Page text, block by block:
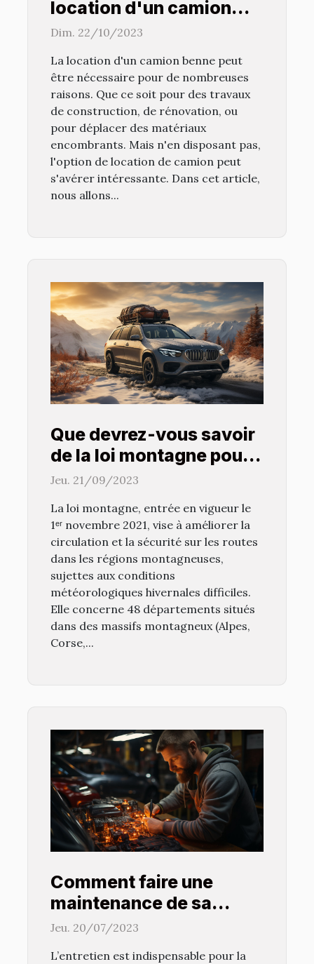
location d'un camion
benne ?
Dim. 22/10/2023
La location d'un camion benne peut
être nécessaire pour de nombreuses
raisons. Que ce soit pour des travaux
de construction, de rénovation, ou
pour déplacer des matériaux
encombrants. Mais n'en disposant pas,
l'option de location de camion peut
s'avérer intéressante. Dans cet article,
nous allons...
Que devrez-vous savoir
de la loi montagne pour
garantir la mobilité de
saison ?
Jeu. 21/09/2023
La loi montagne, entrée en vigueur le
1ᵉʳ novembre 2021, vise à améliorer la
circulation et la sécurité sur les routes
dans les régions montagneuses,
sujettes aux conditions
météorologiques hivernales difficiles.
Elle concerne 48 départements situés
dans des massifs montagneux (Alpes,
Corse,...
Comment faire une
maintenance de sa
voiture pour prolonger
Jeu. 20/07/2023
L’entretien est indispensable pour la